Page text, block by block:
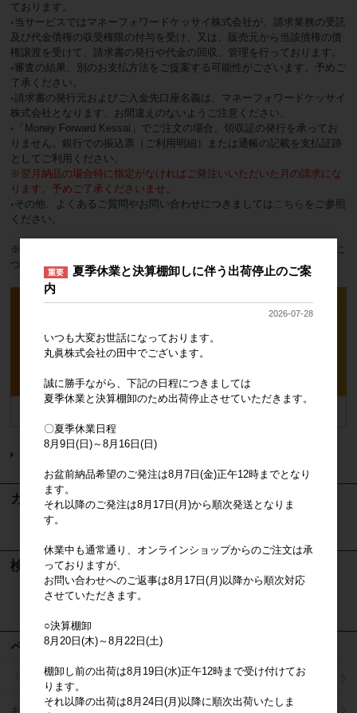
ております。
◦当サービスではマネーフォワードケッサイ株式会社が、請求業務の受託
及び代金債権の収受権限の付与を受け、又は、販売元から当該債権の債
権譲渡を受けて、請求書の発行や代金の回収、管理を行っております。
◦審査の結果、別のお支払方法をご提案する可能性がございます。予めご
了承ください。
◦請求書の発行元およびご入金先口座名義は、マネーフォワードケッサイ
株式会社となります。お間違えのないようご注意ください。
◦「Money Forward Kessai」でご注文の場合、領収証の発行を承ってお
りません。銀行での振込票（ご利用明細）または通帳の記載を支払証跡
としてご利用ください。
※翌月納品の場合特に指定がなければご発注いいただいた月の請求にな
ります。予めご了承くださいませ。
◦その他、よくあるご質問やお問い合わせにつきましては こちら をご参照
ください。
※ ご請求の内容（お宛名、明細、金額を含む）に関するお問い合わせに
つきましては、丸眞株式会社宛てにご連絡ください。
カート
検索
ページメニュー
「掛け払い決済」のご案内
キャラジャン
重要
夏季休業と決算棚卸しに伴う出荷停止のご案
内
2026-07-28
いつも大変お世話になっております。
丸眞株式会社の田中でございます。
誠に勝手ながら、下記の日程につきましては
夏季休業と決算棚卸のため出荷停止させていただきます。
〇夏季休業日程
8月9日(日)～8月16日(日)
お盆前納品希望のご発注は8月7日(金)正午12時までとなり
ます。
それ以降のご発注は8月17日(月)から順次発送となりま
す。
休業中も通常通り、オンラインショップからのご注文は承
っておりますが、
お問い合わせへのご返事は8月17日(月)以降から順次対応
させていただきます。
○決算棚卸
8月20日(木)～8月22日(土)
棚卸し前の出荷は8月19日(水)正午12時まで受け付けてお
ります。
それ以降の出荷は8月24日(月)以降に順次出荷いたしま